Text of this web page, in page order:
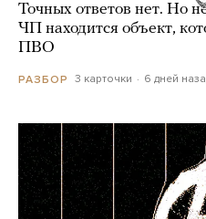
Точных ответов нет. Но
ЧП находится объект,
ПВО
РАЗБОР 3 карточки 6 дней